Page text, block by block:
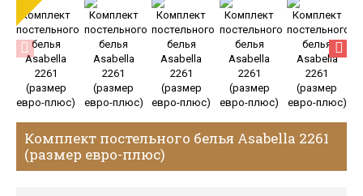
Комплект постельного белья Asabella 2261
(размер евро-плюс)